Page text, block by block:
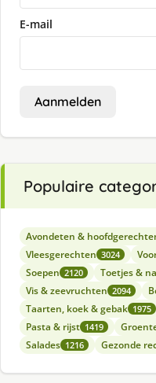
E-mail
Aanmelden
Populaire
Avondeten &
Vleesgerechten 3024
Soepen 2120 Toetjes &
Vis & zeevruchten 2094
Taarten, koek & gebak 1975
Pasta & rijst 1419
Salades 1216 Gezonde